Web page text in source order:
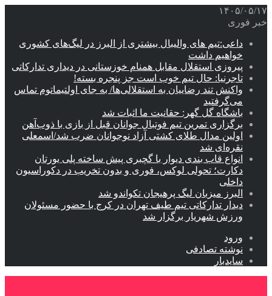
۱۴۰۵/۰۵/۱۷
خبر فوری
داعی:تیم های والیبال بیشتری از البرز در لیگ‌های کشوری
خواهیم داشت
پیروزی استقلال مقابل همنام خوزستانی در دیداری تدارکاتی
تاجرنیا: حال تیم خوب است جز پنجره بسته!
واکنش تند رضاییان به استقلالی‌ها/ به جای اولتیماتوم تماس
می‌گرفتید
باشگاه گل گهر: حقانیت ما اثبات شد
برگزاری تمرین تیم فوتبال جوانان قبل از بازی با ذوب‌آهن
اولین مدال طلای کشتی آزاد نوجوانان ضرب شد/اسمعلی
نقره‌ای شد
انواع قاب بندی دیوار با گچبری پیش ساخته پلی یورتان
دکارت؛ تحولی لوکس، فوری و بدون تخریب در دکوراسیون
داخلی
البرز میزبان لیگ پرهیجان تکواندو شد
دیدار تدارکاتی تیم طیف تهران در کرج با حضور مسئولان
ورزش شهریار برگزار شد
ورود
نوشته تصادفی
سایدبار